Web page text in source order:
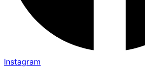
Instagram